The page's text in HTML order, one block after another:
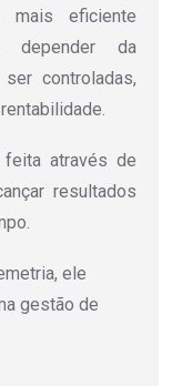
eficiente
da
controladas,
através de
resultados
ele
gestão de